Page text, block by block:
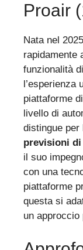
Proair
Nata nel
rapidamente
funzionalità
piattaforme
livello di
distingue per
previsioni di
il suo
con una
piattaforme
questa si
un approccio